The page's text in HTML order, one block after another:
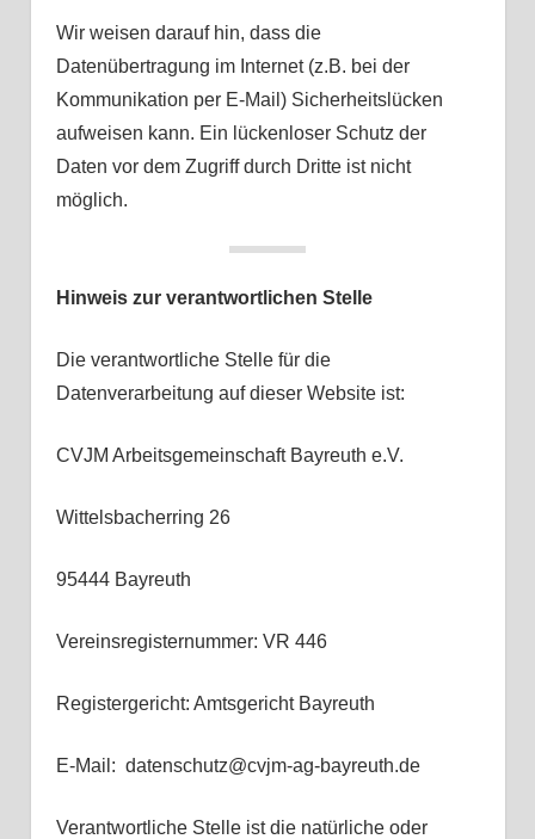
Wir weisen darauf hin, dass die
Datenübertragung im Internet (z.B. bei der
Kommunikation per E-Mail) Sicherheitslücken
aufweisen kann. Ein lückenloser Schutz der
Daten vor dem Zugriff durch Dritte ist nicht
möglich.
Hinweis zur verantwortlichen Stelle
Die verantwortliche Stelle für die
Datenverarbeitung auf dieser Website ist:
CVJM Arbeitsgemeinschaft Bayreuth e.V.
Wittelsbacherring 26
95444 Bayreuth
Vereinsregisternummer: VR 446
Registergericht: Amtsgericht Bayreuth
E-Mail: datenschutz@cvjm-ag-bayreuth.de
Verantwortliche Stelle ist die natürliche oder